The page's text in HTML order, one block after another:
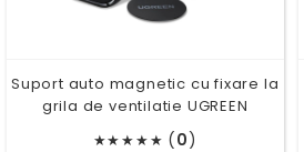
Suport auto magnetic cu fixare la
grila de ventilatie UGREEN
★★★★★ (0)